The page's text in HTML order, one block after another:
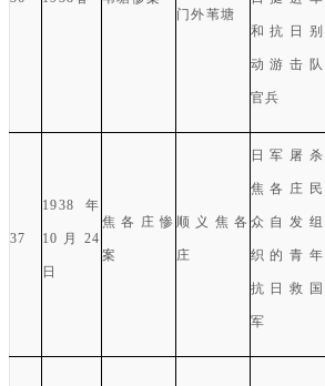
门外苇塘
和抗日别
动游击队
官兵
37
1938 年
10 月 24
日
焦各庄惨
案
顺义焦各
庄
日军屠杀
焦各庄民
众自发组
织的青年
抗日救国
军